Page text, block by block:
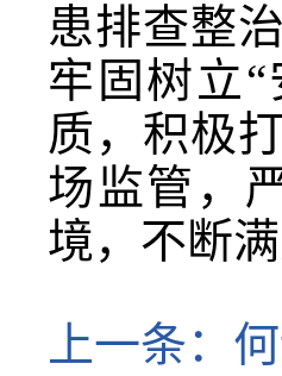
患排查整
牢固树立
质，积极
场监管，
境，不断
上一条：